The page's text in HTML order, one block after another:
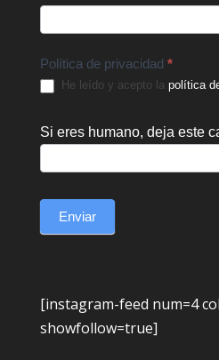
Política de privacidad *
He leído y acepto la política
Si eres humano, deja este
Enviar
[instagram-feed num=4
showfollow=true]